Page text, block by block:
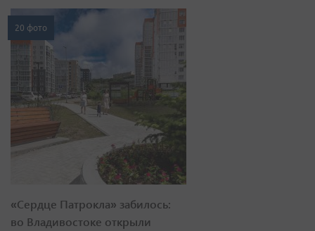
20 фото
«Сердце Патрокла» забилось:
во Владивостоке открыли